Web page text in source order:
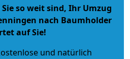
so weit sind, Ihr Umzug
nach Baumholder
auf Sie!
und natürlich